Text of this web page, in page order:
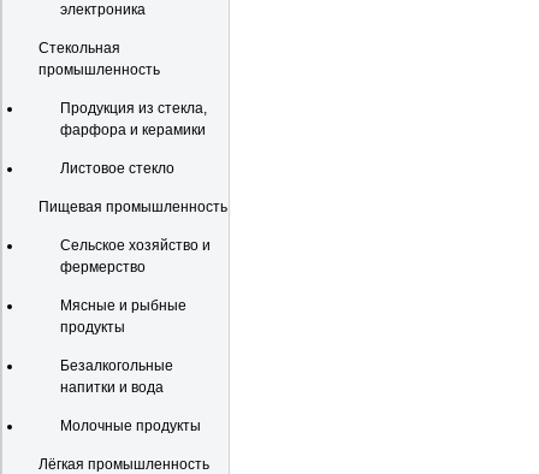
электроника
Стекольная
промышленность
Продукция из стекла,
фарфора и керамики
Листовое стекло
Пищевая промышленность
Сельское хозяйство и
фермерство
Мясные и рыбные
продукты
Безалкогольные
напитки и вода
Молочные продукты
Лёгкая промышленность